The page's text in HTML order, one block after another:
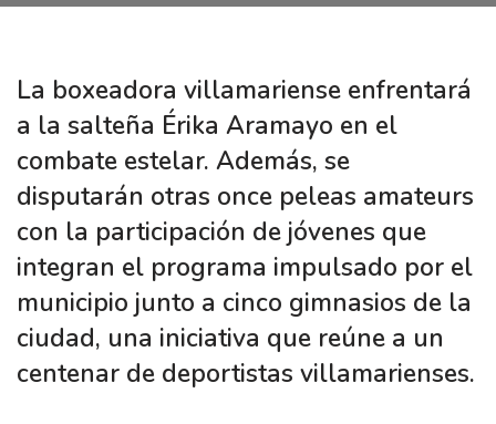
La boxeadora villamariense enfrentará
a la salteña Érika Aramayo en el
combate estelar. Además, se
disputarán otras once peleas amateurs
con la participación de jóvenes que
integran el programa impulsado por el
municipio junto a cinco gimnasios de la
ciudad, una iniciativa que reúne a un
centenar de deportistas villamarienses.